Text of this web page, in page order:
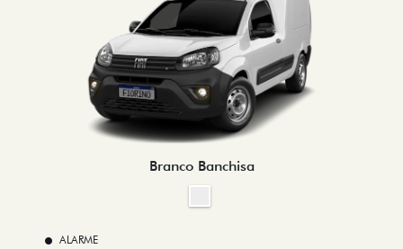
Branco Banchisa
ALARME